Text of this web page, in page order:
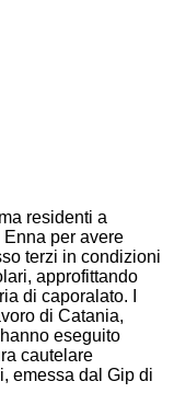
residenti a
per avere
terzi in condizioni
approfittando
di caporalato. I
di Catania,
eseguito
cautelare
emessa dal Gip di